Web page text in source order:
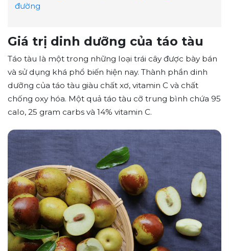
đường
Giá trị dinh dưỡng của táo tàu
Táo tàu là một trong những loại trái cây được bày bán
và sử dụng khá phổ biến hiện nay. Thành phần dinh
dưỡng của táo tàu giàu chất xơ, vitamin C và chất
chống oxy hóa. Một quả táo tàu cỡ trung bình chứa 95
calo, 25 gram carbs và 14% vitamin C.